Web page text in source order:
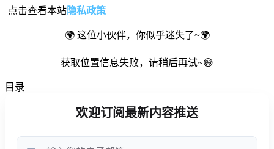
点击查看本站隐私政策
🌍 这位小伙伴，你似乎迷失了~🌍
获取位置信息失败，请稍后再试~😅
目录